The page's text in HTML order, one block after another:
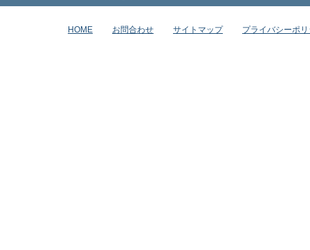
HOME お問合わせ サイトマップ プライバシーポ